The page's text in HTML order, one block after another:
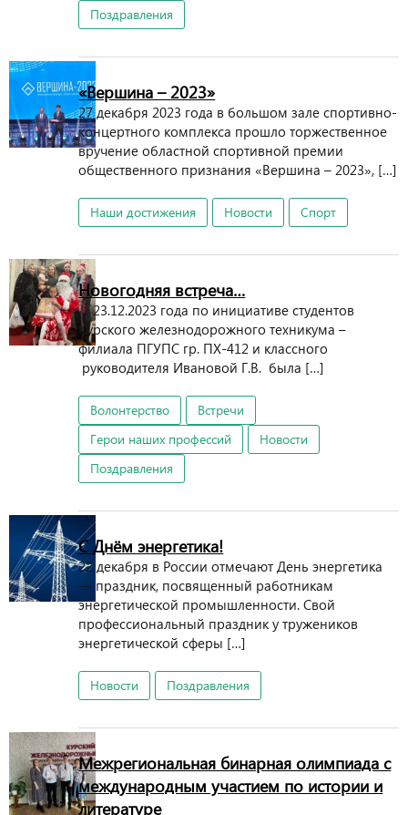
Поздравления
«Вершина – 2023»
27 декабря 2023 года в большом зале спортивно-
концертного комплекса прошло торжественное
вручение областной спортивной премии
общественного признания «Вершина – 2023», […]
Наши достижения Новости Спорт
Новогодняя встреча…
23.12.2023 года по инициативе студентов
Курского железнодорожного техникума –
филиала ПГУПС гр. ПХ-412 и классного
руководителя Ивановой Г.В. была […]
Волонтерство
Встречи
Герои наших профессий
Новости
Поздравления
С Днём энергетика!
22 декабря в России отмечают День энергетика
— праздник, посвященный работникам
энергетической промышленности. Свой
профессиональный праздник у тружеников
энергетической сферы […]
Новости Поздравления
Межрегиональная бинарная олимпиада с
международным участием по истории и
литературе